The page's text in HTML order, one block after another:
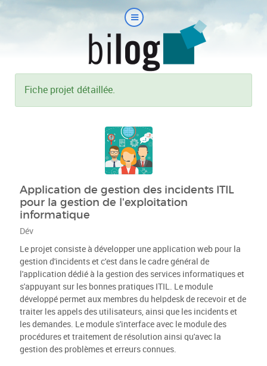
Fiche projet détaillée.
Application de gestion des incidents ITIL
pour la gestion de l'exploitation
informatique
Dév
Le projet consiste à développer une application web pour la
gestion d'incidents et c'est dans le cadre général de
l'application dédié à la gestion des services informatiques et
s'appuyant sur les bonnes pratiques ITIL. Le module
développé permet aux membres du helpdesk de recevoir et de
traiter les appels des utilisateurs, ainsi que les incidents et
les demandes. Le module s'interface avec le module des
procédures et traitement de résolution ainsi qu'avec la
gestion des problèmes et erreurs connues.